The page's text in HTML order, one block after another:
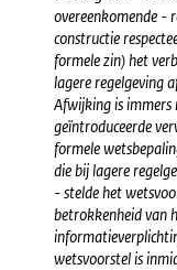
overeenkomende -
constructie
formele zin) het
lagere regelgeving
Afwijking is immers
geïntroduceerde
formele
die bij lagere
- stelde het
betrokkenheid van
wetsvoorstel is